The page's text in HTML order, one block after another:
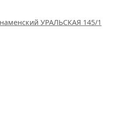
УРАЛЬСКАЯ 145/1